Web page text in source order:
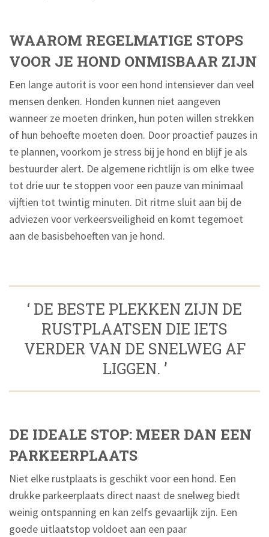
WAAROM REGELMATIGE STOPS
VOOR JE HOND ONMISBAAR ZIJN
Een lange autorit is voor een hond intensiever dan veel
mensen denken. Honden kunnen niet aangeven
wanneer ze moeten drinken, hun poten willen strekken
of hun behoefte moeten doen. Door proactief pauzes in
te plannen, voorkom je stress bij je hond en blijf je als
bestuurder alert. De algemene richtlijn is om elke twee
tot drie uur te stoppen voor een pauze van minimaal
vijftien tot twintig minuten. Dit ritme sluit aan bij de
adviezen voor verkeersveiligheid en komt tegemoet
aan de basisbehoeften van je hond.
‘ DE BESTE PLEKKEN ZIJN DE
RUSTPLAATSEN DIE IETS
VERDER VAN DE SNELWEG AF
LIGGEN. ’
DE IDEALE STOP: MEER DAN EEN
PARKEERPLAATS
Niet elke rustplaats is geschikt voor een hond. Een
drukke parkeerplaats direct naast de snelweg biedt
weinig ontspanning en kan zelfs gevaarlijk zijn. Een
goede uitlaatstop voldoet aan een paar